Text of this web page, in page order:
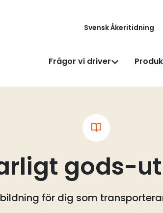
Svensk Åkeritidning
Frågor vi driver
gods-
för dig som